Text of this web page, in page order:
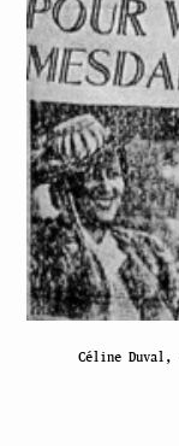
Céline Duval,